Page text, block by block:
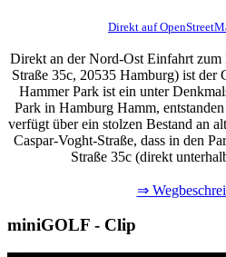
Direkt auf
Direkt an der Nord-Ost Einfahrt zum
Straße 35c, 20535 Hamburg) ist
Hammer Park ist ein unter
Park in Hamburg Hamm,
verfügt über ein stolzen Bestand an
Caspar-Voght-Straße, dass in den
Straße 35c (direkt
⇒
miniGOLF - Clip